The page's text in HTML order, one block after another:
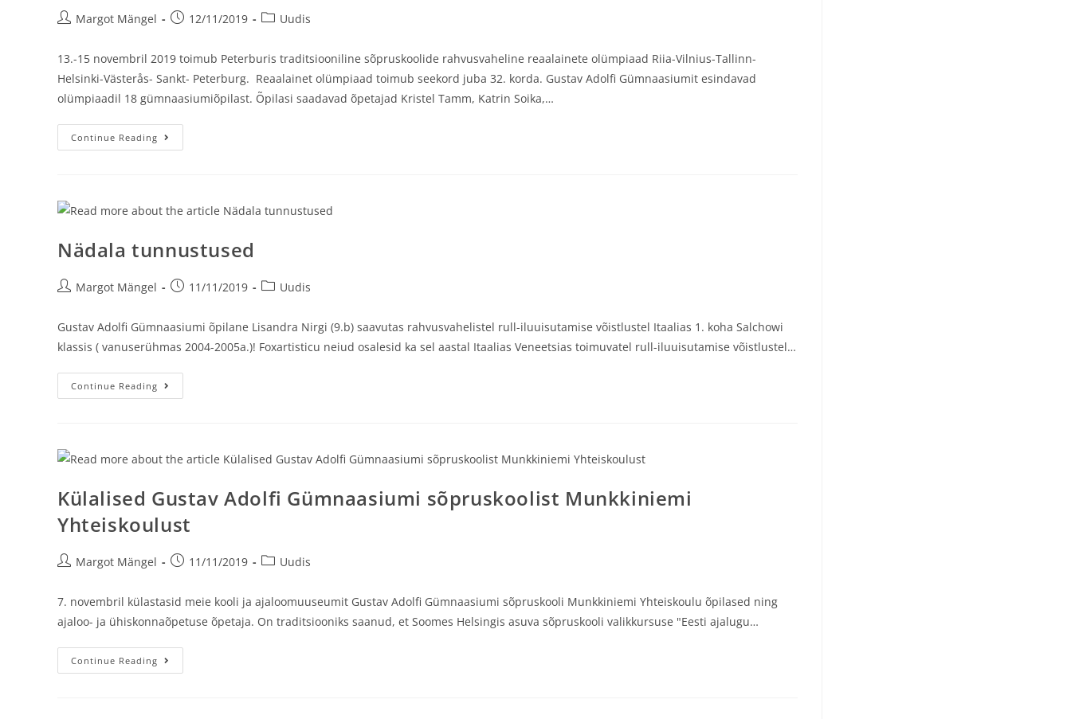
Margot Mängel 12/11/2019 Uudis
13.-15 novembril 2019 toimub Peterburis traditsiooniline sõpruskoolide rahvusvaheline reaalainete olümpiaad Riia-Vilnius-Tallinn-
Helsinki-Västerås- Sankt- Peterburg. Reaalainet olümpiaad toimub seekord juba 32. korda. Gustav Adolfi Gümnaasiumit esindavad
olümpiaadil 18 gümnaasiumiõpilast. Õpilasi saadavad õpetajad Kristel Tamm, Katrin Soika,…
Continue Reading
Nädala tunnustused
Margot Mängel 11/11/2019 Uudis
Gustav Adolfi Gümnaasiumi õpilane Lisandra Nirgi (9.b) saavutas rahvusvahelistel rull-iluuisutamise võistlustel Itaalias 1. koha Salchowi
klassis ( vanuserühmas 2004-2005a.)! Foxartisticu neiud osalesid ka sel aastal Itaalias Veneetsias toimuvatel rull-iluuisutamise võistlustel…
Continue Reading
Külalised Gustav Adolfi Gümnaasiumi sõpruskoolist Munkkiniemi
Yhteiskoulust
Margot Mängel 11/11/2019 Uudis
7. novembril külastasid meie kooli ja ajaloomuuseumit Gustav Adolfi Gümnaasiumi sõpruskooli Munkkiniemi Yhteiskoulu õpilased ning
ajaloo- ja ühiskonnaõpetuse õpetaja. On traditsiooniks saanud, et Soomes Helsingis asuva sõpruskooli valikkursuse "Eesti ajalugu…
Continue Reading